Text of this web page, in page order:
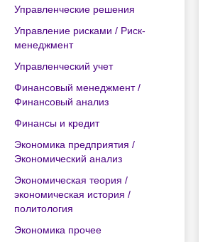
Управленческие решения
Управление рисками / Риск-
менеджмент
Управленческий учет
Финансовый менеджмент /
Финансовый анализ
Финансы и кредит
Экономика предприятия /
Экономический анализ
Экономическая теория /
экономическая история /
политология
Экономика прочее